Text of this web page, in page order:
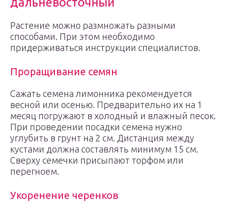
Растение можно размножать разными
способами. При этом необходимо
придерживаться инструкции специалистов.
Проращивание семян
Сажать семена лимонника рекомендуется
весной или осенью. Предварительно их на 1
месяц погружают в холодный и влажный песок.
При проведении посадки семена нужно
углубить в грунт на 2 см. Дистанция между
кустами должна составлять минимум 15 см.
Сверху семечки присыпают торфом или
перегноем.
Укоренение черенков